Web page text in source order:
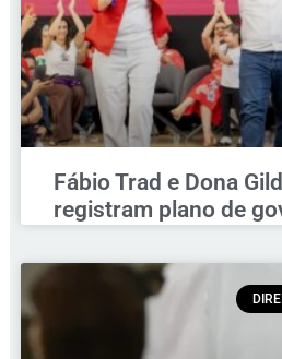
Fábio Trad e Dona
registram plano de